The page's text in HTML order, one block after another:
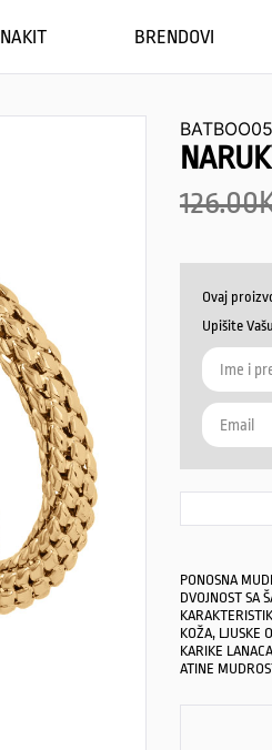
NAKIT BRENDOVI
BATBOO05
126.00
Ovaj
Upišite
PONOSNA
DVOJNOST SA
KOŽA, LJUSKE
KARIKE
ATINE